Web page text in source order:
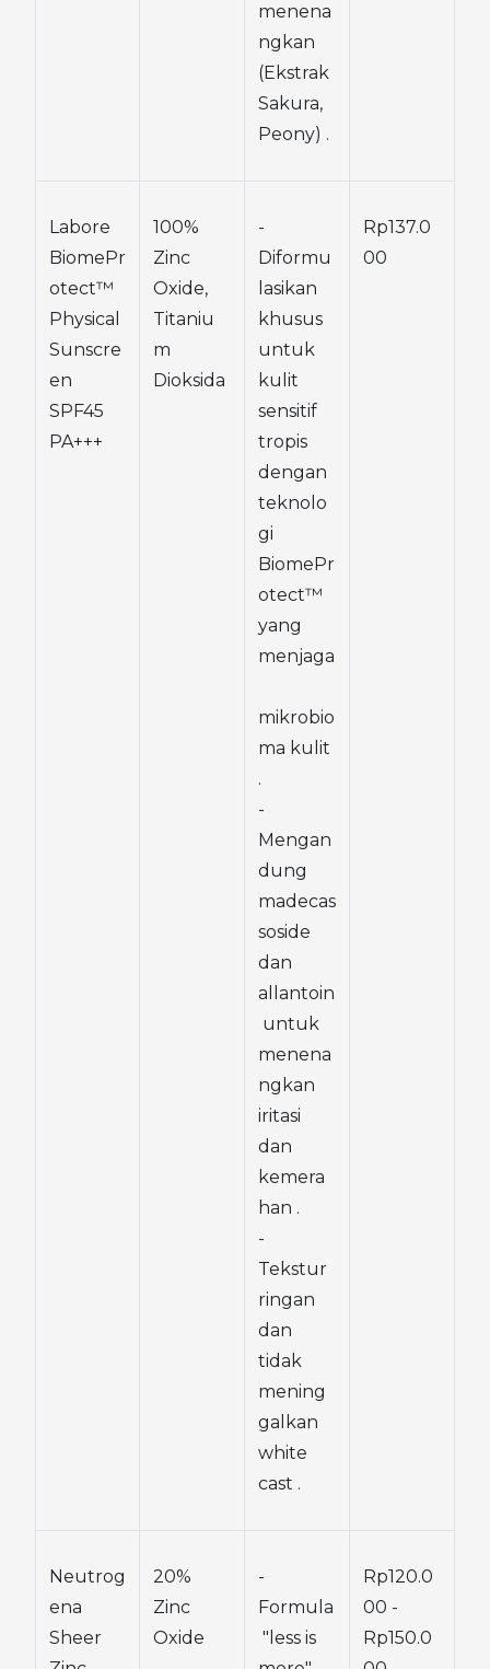
menena
ngkan
(Ekstrak
Sakura,
Peony) .
Labore
BiomePr
otect™
Physical
Sunscre
en
SPF45
PA+++
100%
Zinc
Oxide,
Titaniu
m
Dioksida
-
Diformu
lasikan
khusus
untuk
kulit
sensitif
tropis
dengan
teknolo
gi
BiomePr
otect™
yang
menjaga
mikrobio
ma kulit
.
-
Mengan
dung
madecas
soside
dan
allantoin
untuk
menena
ngkan
iritasi
dan
kemera
han .
-
Tekstur
ringan
dan
tidak
mening
galkan
white
cast .
Rp137.0
00
Neutrog
ena
Sheer
20%
Zinc
Oxide
-
Formula
"less is
Rp120.0
00 -
Rp150.0